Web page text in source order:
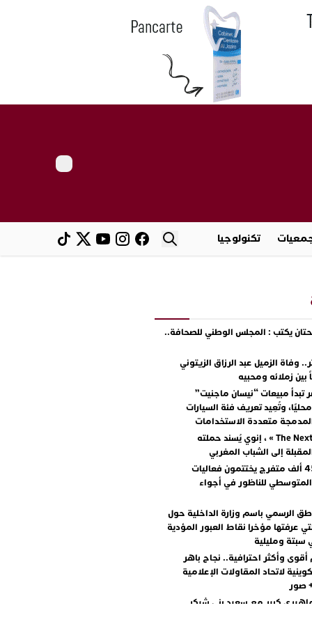
تكنولوجيا
يكتب : المجلس الوطني للصحافة..
وفاة الزميل عبد الرزاق الزيتوني
بين زملائه ومحبيه
تبدأ مبيعات “نيسان ماجنيت”
وتُعِيد تعريف فئة السيارات
متعددة الاستخدامات
مع « The Next Ad » ، إنوي يُسند حملته
إلى الشباب المغربي
أكثر من 45 ألف متفرج يختتمون فعاليات
المتوسطي للناظور في أجواء
الرسمي باسم وزارة الداخلية حول
عرفتها مؤخرا نقاط العبور المؤدية
سبتة ومليلية
أقوى وأكثر احترافية.. نجاح باهر
لاتحاد المقاولات الإعلامية
+ صور
كبير مع سعيد بني شيكر